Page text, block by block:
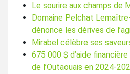
Le sourire aux champs de
Domaine Pelchat Lemaître-
dénonce les dérives de
Mirabel célèbre ses
675 000 $ d’aide
de l’Outaouais en 2024-